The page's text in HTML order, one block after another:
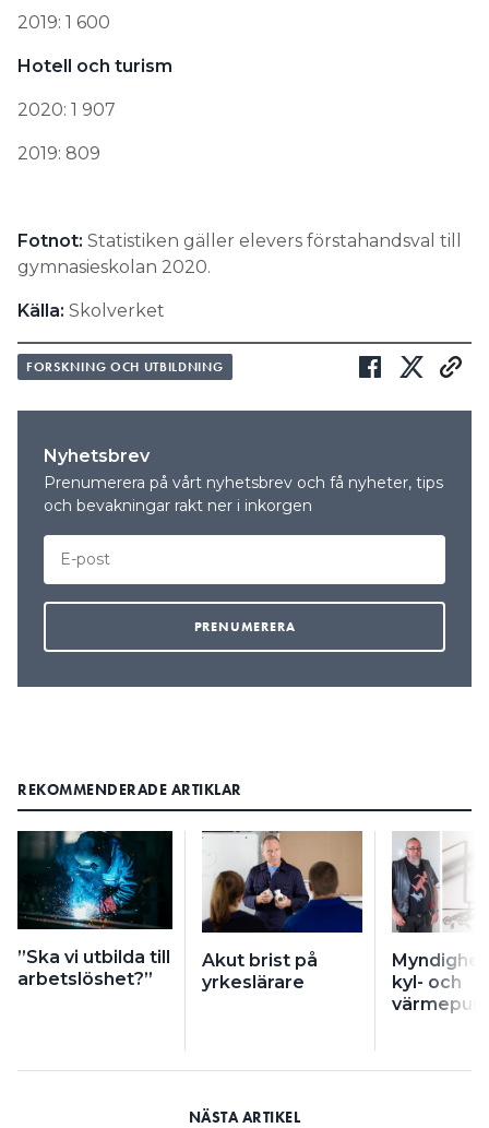
2019: 1 600
Hotell och turism
2020: 1 907
2019: 809
Fotnot: Statistiken gäller elevers förstahandsval till
gymnasieskolan 2020.
Källa: Skolverket
FORSKNING OCH UTBILDNING
Nyhetsbrev
Prenumerera på vårt nyhetsbrev och få nyheter, tips
och bevakningar rakt ner i inkorgen
REKOMMENDERADE ARTIKLAR
”Ska vi utbilda till
arbetslöshet?”
Akut brist på
yrkeslärare
kyl- och